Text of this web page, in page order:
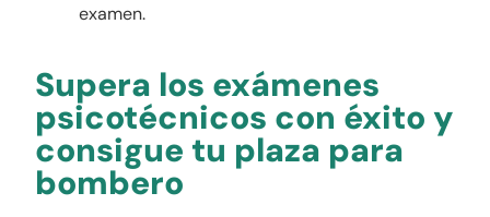
examen.
Supera los exámenes
psicotécnicos con éxito y
consigue tu plaza para
bombero